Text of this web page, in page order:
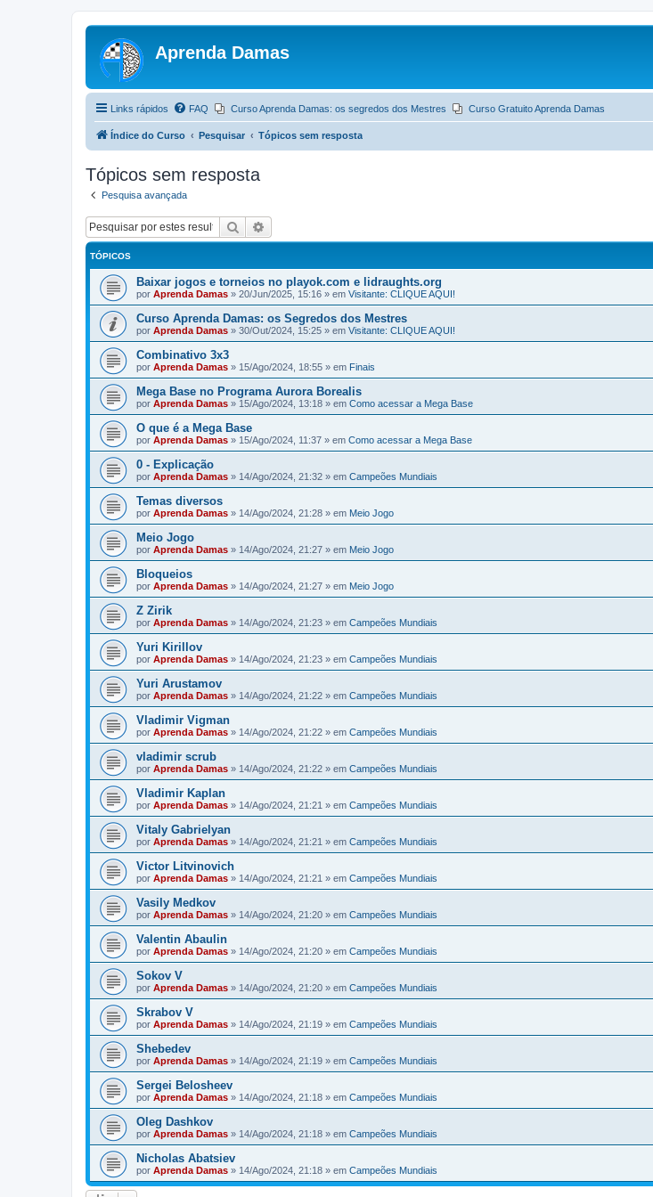
Aprenda Damas
Links rápidos FAQ Curso Aprenda Damas: os segredos dos Mestres Curso Gratuito Aprenda Damas
Índice do Curso Pesquisar Tópicos sem resposta
Tópicos sem resposta
Pesquisa avançada
Pesquisar
TÓPICOS
Baixar jogos e torneios no playok.com e lidraughts.org
por Aprenda Damas » 20/Jun/2025, 15:16 » em Visitante: CLIQUE AQUI!
Curso Aprenda Damas: os Segredos dos Mestres
por Aprenda Damas » 30/Out/2024, 15:25 » em Visitante: CLIQUE AQUI!
Combinativo 3x3
por Aprenda Damas » 15/Ago/2024, 18:55 » em Finais
Mega Base no Programa Aurora Borealis
por Aprenda Damas » 15/Ago/2024, 13:18 » em Como acessar a Mega Base
O que é a Mega Base
por Aprenda Damas » 15/Ago/2024, 11:37 » em Como acessar a Mega Base
0 - Explicação
por Aprenda Damas » 14/Ago/2024, 21:32 » em Campeões Mundiais
Temas diversos
por Aprenda Damas » 14/Ago/2024, 21:28 » em Meio Jogo
Meio Jogo
por Aprenda Damas » 14/Ago/2024, 21:27 » em Meio Jogo
Bloqueios
por Aprenda Damas » 14/Ago/2024, 21:27 » em Meio Jogo
Z Zirik
por Aprenda Damas » 14/Ago/2024, 21:23 » em Campeões Mundiais
Yuri Kirillov
por Aprenda Damas » 14/Ago/2024, 21:23 » em Campeões Mundiais
Yuri Arustamov
por Aprenda Damas » 14/Ago/2024, 21:22 » em Campeões Mundiais
Vladimir Vigman
por Aprenda Damas » 14/Ago/2024, 21:22 » em Campeões Mundiais
vladimir scrub
por Aprenda Damas » 14/Ago/2024, 21:22 » em Campeões Mundiais
Vladimir Kaplan
por Aprenda Damas » 14/Ago/2024, 21:21 » em Campeões Mundiais
Vitaly Gabrielyan
por Aprenda Damas » 14/Ago/2024, 21:21 » em Campeões Mundiais
Victor Litvinovich
por Aprenda Damas » 14/Ago/2024, 21:21 » em Campeões Mundiais
Vasily Medkov
por Aprenda Damas » 14/Ago/2024, 21:20 » em Campeões Mundiais
Valentin Abaulin
por Aprenda Damas » 14/Ago/2024, 21:20 » em Campeões Mundiais
Sokov V
por Aprenda Damas » 14/Ago/2024, 21:20 » em Campeões Mundiais
Skrabov V
por Aprenda Damas » 14/Ago/2024, 21:19 » em Campeões Mundiais
Shebedev
por Aprenda Damas » 14/Ago/2024, 21:19 » em Campeões Mundiais
Sergei Belosheev
por Aprenda Damas » 14/Ago/2024, 21:18 » em Campeões Mundiais
Oleg Dashkov
por Aprenda Damas » 14/Ago/2024, 21:18 » em Campeões Mundiais
Nicholas Abatsiev
por Aprenda Damas » 14/Ago/2024, 21:18 » em Campeões Mundiais